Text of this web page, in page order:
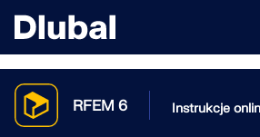
RFEM 6 Instrukcje